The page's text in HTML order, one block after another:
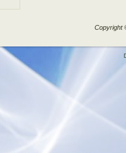
Copyright